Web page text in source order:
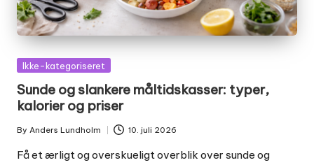
Posted
Ikke-kategoriseret
Sunde og slankere måltidskasser: typer,
kalorier og priser
Posted
by
By Anders Lundholm 10. juli 2026
Få et ærligt og overskueligt overblik over sunde og